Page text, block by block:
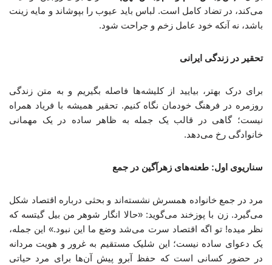
می‌کند، در تضاد کامل است. لباس باید عیوب را بپوشاند و مایه زینت
باشد، نه آنکه خود عامل زخم و جراحت شود.
تحقیر در زندگی ایرانی
برای درک بهتر، بیایید از کلیشه‌ها فاصله بگیریم و به متن زندگی
روزمره در فرهنگ خودمان نگاه کنیم. تحقیر همیشه با فریاد همراه
نیست؛ گاهی در قالب یک جمله به ظاهر ساده در یک مهمانی
خانوادگی رخ می‌دهد.
سناریوی اول: طعنه‌های زهرآگین در جمع
مرد در جمع خانواده همسرش نشسته‌اند و بحثی درباره اقتصاد شکل
می‌گیرد. زن با پوزخند می‌گوید: «حالا انگار شوهر من بیل گیتسه که
نظر میده! تو اگه اقتصاد سرت می‌شد وضع ما این نبود.» این جمله،
یک دعوای ساده نیست؛ این شلیک مستقیم به غرور و هویت مردانه
در حضور کسانی است که حفظ آبرو پیش آن‌ها برای مرد حیاتی